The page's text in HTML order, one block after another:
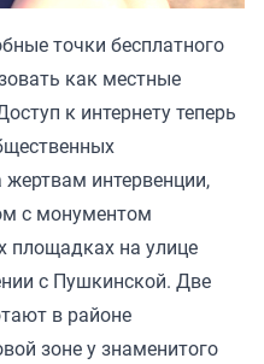
точки бесплатного
как местные
к интернету теперь
интервенции,
с монументом
площадках на улице
с Пушкинской. Две
в районе
зоне у знаменитого